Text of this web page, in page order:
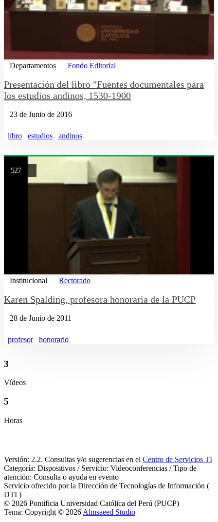
Departamentos Fondo Editorial
Presentación del libro "Fuentes documentales para
los estudios andinos, 1530-1900
23 de Junio de 2016
libro estudios andinos
527
Institucional Rectorado
Karen Spalding, profesora honoraria de la PUCP
28 de Junio de 2011
profesor honorario
3
Vídeos
5
Horas
Versión: 2.2. Consultas y/o sugerencias en el Centro de Servicios TI
Categoría: Dispositivos / Servicio: Videoconferencias / Tipo de
atención: Consulta o ayuda en evento
Servicio ofrecido por la Dirección de Tecnologías de Información (
DTI )
© 2026 Pontificia Universidad Católica del Perú (PUCP)
Tema: Copyright © 2026 Almsaeed Studio